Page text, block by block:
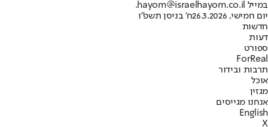
במייל hayom@israelhayom.co.il.
יום חמישי, 26.3.2026
ח' בניסן תשפ"ו
חדשות
דעות
ספורט
ForReal
תרבות ובידור
אוכל
מגזין
אנחנו מגייסים
English
X